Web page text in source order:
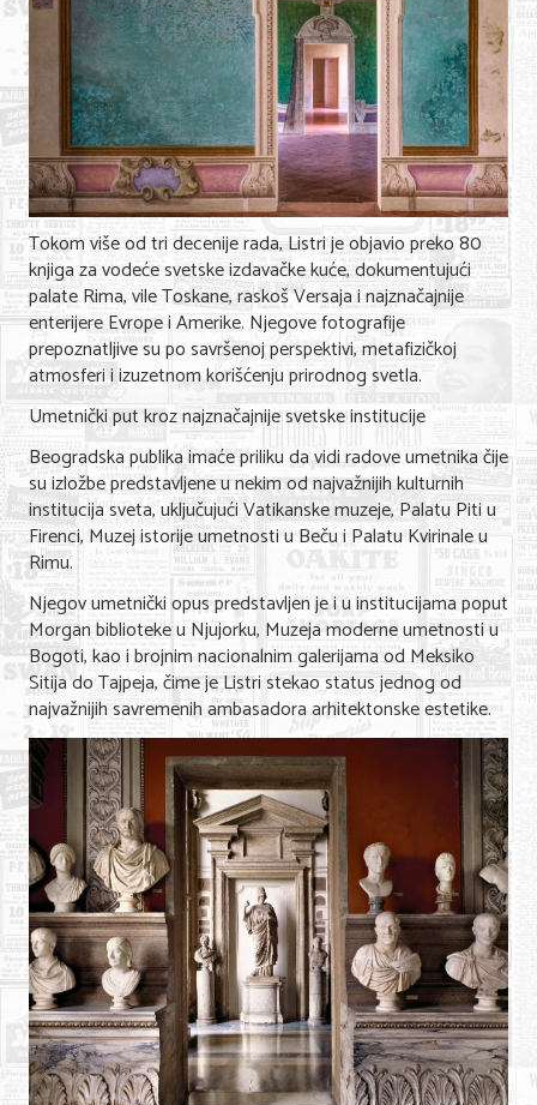
MARKETING
KONTAKT
O NAMA
Tokom više od tri decenije rada, Listri je objavio preko 80
knjiga za vodeće svetske izdavačke kuće, dokumentujući
palate Rima, vile Toskane, raskoš Versaja i najznačajnije
enterijere Evrope i Amerike. Njegove fotografije
prepoznatljive su po savršenoj perspektivi, metafizičkoj
atmosferi i izuzetnom korišćenju prirodnog svetla.
Umetnički put kroz najznačajnije svetske institucije
Beogradska publika imaće priliku da vidi radove umetnika čije
su izložbe predstavljene u nekim od najvažnijih kulturnih
institucija sveta, uključujući Vatikanske muzeje, Palatu Piti u
Firenci, Muzej istorije umetnosti u Beču i Palatu Kvirinale u
Rimu.
Njegov umetnički opus predstavljen je i u institucijama poput
Morgan biblioteke u Njujorku, Muzeja moderne umetnosti u
Bogoti, kao i brojnim nacionalnim galerijama od Meksiko
Sitija do Tajpeja, čime je Listri stekao status jednog od
najvažnijih savremenih ambasadora arhitektonske estetike.